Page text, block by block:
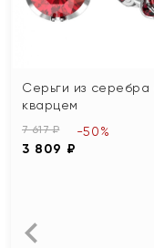
Серьги из серебра
кварцем
7 617 ₽
3 809 ₽
-50%